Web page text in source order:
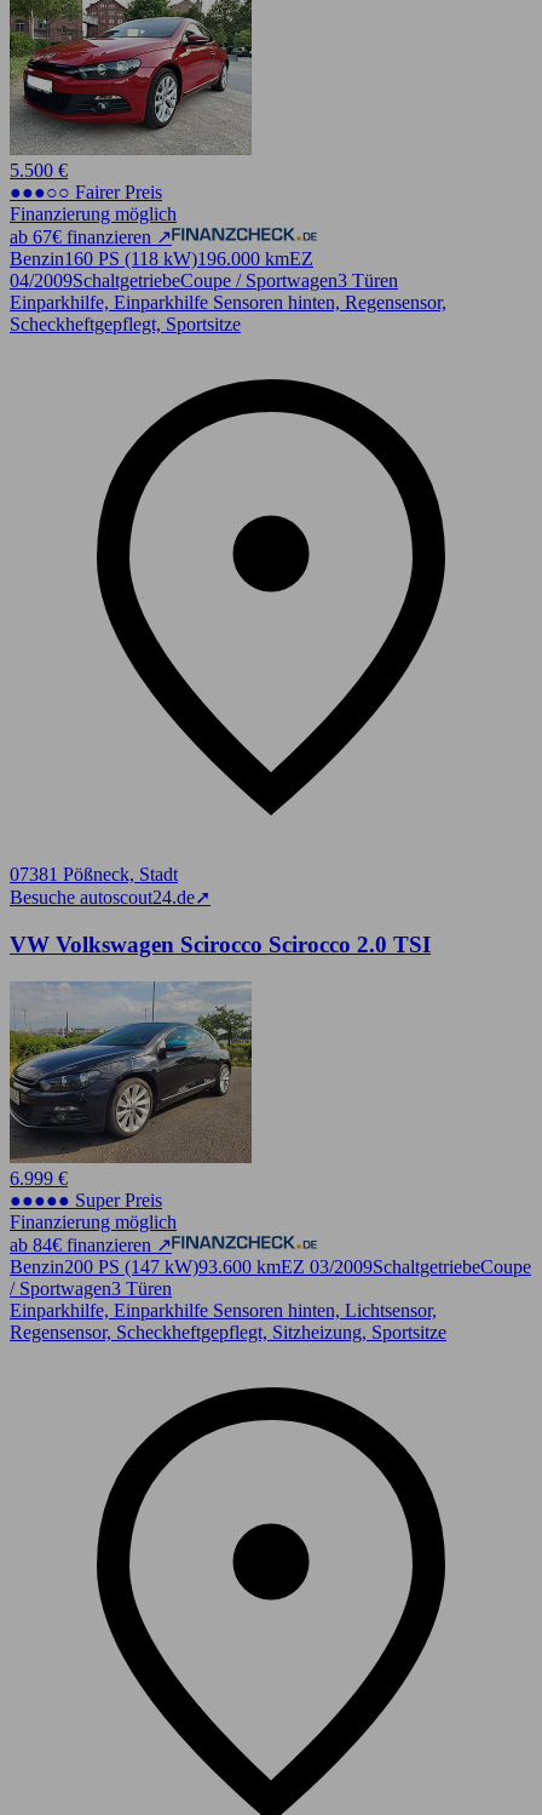
5.500 €
●●●○○ Fairer Preis
Finanzierung möglich
ab 67€ finanzieren ↗
Benzin160 PS (118 kW)196.000 kmEZ
04/2009SchaltgetriebeCoupe / Sportwagen3 Türen
Einparkhilfe, Einparkhilfe Sensoren hinten, Regensensor,
Scheckheftgepflegt, Sportsitze
07381 Pößneck, Stadt
Besuche autoscout24.de➚
VW Volkswagen Scirocco Scirocco 2.0 TSI
6.999 €
●●●●● Super Preis
Finanzierung möglich
ab 84€ finanzieren ↗
Benzin200 PS (147 kW)93.600 kmEZ 03/2009SchaltgetriebeCoupe
/ Sportwagen3 Türen
Einparkhilfe, Einparkhilfe Sensoren hinten, Lichtsensor,
Regensensor, Scheckheftgepflegt, Sitzheizung, Sportsitze